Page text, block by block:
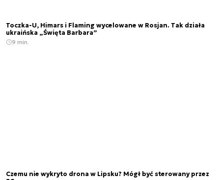
Toczka-U, Himars i Flaming wycelowane w Rosjan. Tak działa
ukraińska „Święta Barbara”
9 min.
Czemu nie wykryto drona w Lipsku? Mógł być sterowany przez